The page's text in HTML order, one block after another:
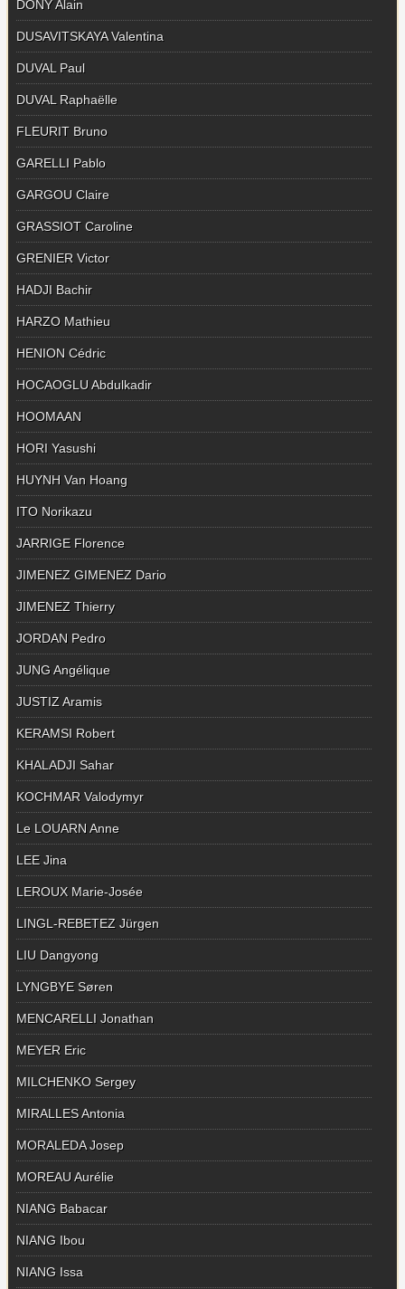
DONY Alain
DUSAVITSKAYA Valentina
DUVAL Paul
DUVAL Raphaëlle
FLEURIT Bruno
GARELLI Pablo
GARGOU Claire
GRASSIOT Caroline
GRENIER Victor
HADJI Bachir
HARZO Mathieu
HENION Cédric
HOCAOGLU Abdulkadir
HOOMAAN
HORI Yasushi
HUYNH Van Hoang
ITO Norikazu
JARRIGE Florence
JIMENEZ GIMENEZ Dario
JIMENEZ Thierry
JORDAN Pedro
JUNG Angélique
JUSTIZ Aramis
KERAMSI Robert
KHALADJI Sahar
KOCHMAR Valodymyr
Le LOUARN Anne
LEE Jina
LEROUX Marie-Josée
LINGL-REBETEZ Jürgen
LIU Dangyong
LYNGBYE Søren
MENCARELLI Jonathan
MEYER Eric
MILCHENKO Sergey
MIRALLES Antonia
MORALEDA Josep
MOREAU Aurélie
NIANG Babacar
NIANG Ibou
NIANG Issa